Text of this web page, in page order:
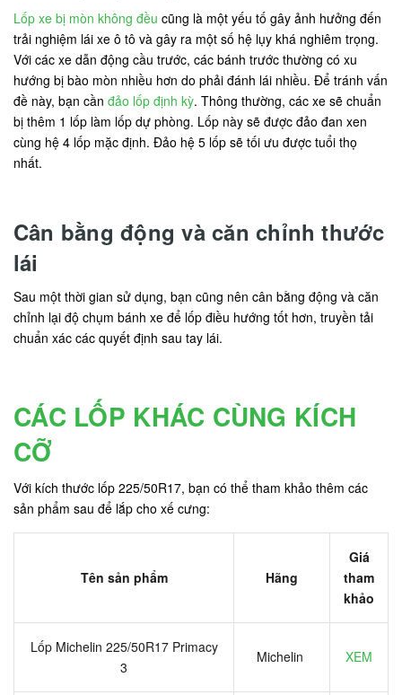
Lốp xe bị mòn không đều cũng là một yếu tố gây ảnh hưởng đến
trải nghiệm lái xe ô tô và gây ra một số hệ lụy khá nghiêm trọng.
Với các xe dẫn động cầu trước, các bánh trước thường có xu
hướng bị bào mòn nhiều hơn do phải đánh lái nhiều. Để tránh vấn
đề này, bạn cần đảo lốp định kỳ. Thông thường, các xe sẽ chuẩn
bị thêm 1 lốp làm lốp dự phòng. Lốp này sẽ được đảo đan xen
cùng hệ 4 lốp mặc định. Đảo hệ 5 lốp sẽ tối ưu được tuổi thọ
nhất.
Cân bằng động và căn chỉnh thước
lái
Sau một thời gian sử dụng, bạn cũng nên cân bằng động và căn
chỉnh lại độ chụm bánh xe để lốp điều hướng tốt hơn, truyền tải
chuẩn xác các quyết định sau tay lái.
CÁC LỐP KHÁC CÙNG KÍCH
CỠ
Với kích thước lốp 225/50R17, bạn có thể tham khảo thêm các
sản phẩm sau để lắp cho xế cưng:
Tên sản phẩm Hãng
Giá
tham
khảo
Lốp Michelin 225/50R17 Primacy
3
Michelin XEM